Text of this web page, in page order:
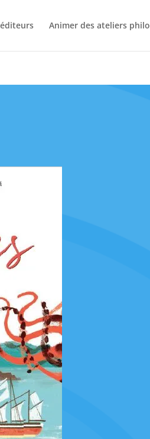
Animer des ateliers philo